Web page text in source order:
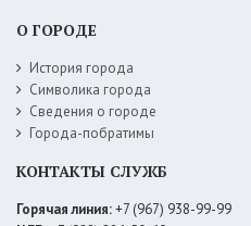
О ГОРОДЕ
История города
Символика города
Сведения о городе
Города-побратимы
КОНТАКТЫ СЛУЖБ
Горячая линия:+7 (967) 938-99-99